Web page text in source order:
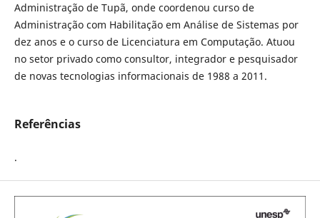
Administração de Tupã, onde coordenou curso de
Administração com Habilitação em Análise de Sistemas por
dez anos e o curso de Licenciatura em Computação. Atuou
no setor privado como consultor, integrador e pesquisador
de novas tecnologias informacionais de 1988 a 2011.
Referências
.